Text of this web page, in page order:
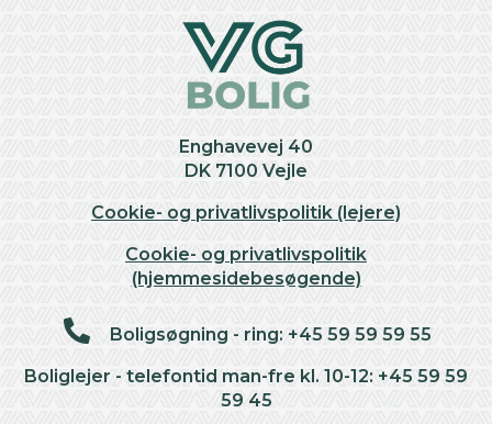
Enghavevej 40
DK 7100 Vejle
Cookie- og privatlivspolitik (lejere)
Cookie- og privatlivspolitik
(hjemmesidebesøgende)
Boligsøgning - ring: +45 59 59 59 55
Boliglejer - telefontid man-fre kl. 10-12: +45 59 59
59 45